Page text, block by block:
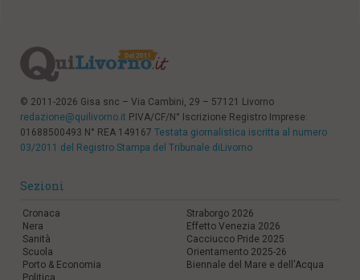
© 2011-2026 Gisa snc – Via Cambini, 29 – 57121 Livorno
redazione@quilivorno.it P.IVA/CF/N° Iscrizione Registro Imprese:
01688500493 N° REA 149167 Testata giornalistica iscritta al numero
03/2011 del Registro Stampa del Tribunale diLivorno
Sezioni
Cronaca
Nera
Sanità
Scuola
Porto & Economia
Politica
Straborgo 2026
Effetto Venezia 2026
Cacciucco Pride 2025
Orientamento 2025-26
Biennale del Mare e dell'Acqua